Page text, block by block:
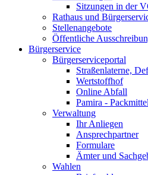
Sitzungen in der
Rathaus und
Stellenangebote
Öffentliche
Bürgerservice
Bürgerserviceportal
Straßenlaterne,
Wertstoffhof
Online Abfall
Pamira -
Verwaltung
Ihr Anliegen
Ansprechpartner
Formulare
Ämter und
Wahlen